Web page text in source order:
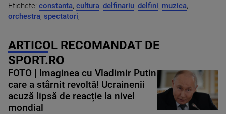
Etichete: constanta, cultura, delfinariu, delfini, muzica,
orchestra, spectatori,
ARTICOL RECOMANDAT DE
SPORT.RO
FOTO | Imaginea cu Vladimir Putin
care a stârnit revoltă! Ucrainenii
acuză lipsă de reacție la nivel
mondial